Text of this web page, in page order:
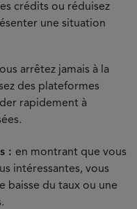
crédits ou réduisez
une situation
arrêtez jamais à la
des plateformes
rapidement à
: en montrant que vous
intéressantes, vous
baisse du taux ou une